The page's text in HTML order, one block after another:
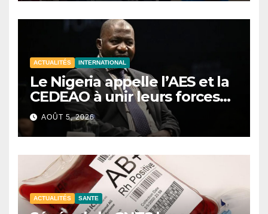
ACTUALITÉS INTERNATIONAL
Le Nigeria appelle l’AES et la
CEDEAO à unir leurs forces
contre le terrorisme
AOÛT 5, 2026
ACTUALITÉS SANTE